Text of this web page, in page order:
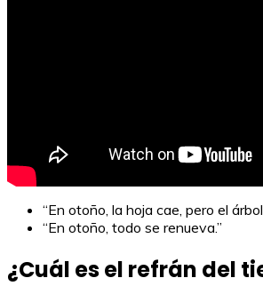
“En otoño, la hoja cae, pero el
“En otoño, todo se renueva.”
¿Cuál es el refrán del